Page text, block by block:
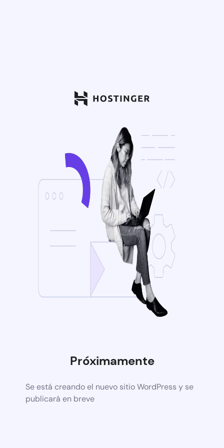
Próximamente
Se está creando el nuevo sitio WordPress y se
publicará en breve